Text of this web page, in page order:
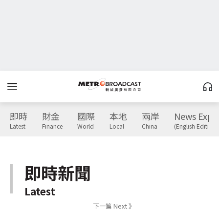
即時
Latest
財金
Finance
國際
World
本地
Local
兩岸
China
News
(English Edition)
即時新聞
Latest
下一篇 Next 》